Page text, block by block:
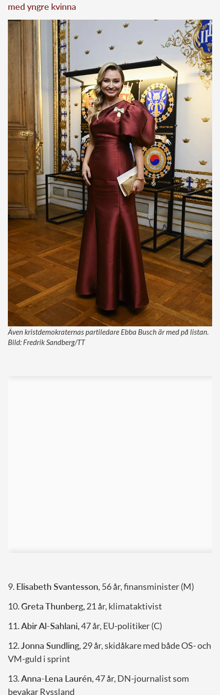
med yngre kvinna
Även kristdemokraternas partiledare Ebba Busch är med på listan.
Bild: Fredrik Sandberg/TT
9. Elisabeth Svantesson, 56 år, finansminister (M)
10.Greta Thunberg, 21 år, klimataktivist
11.Abir Al-Sahlani,47 år, EU-politiker (C)
12.Jonna Sundling, 29 år, skidåkare med både OS- och
VM-guld i sprint
13.Anna-Lena Laurén, 47 år, DN-journalist som
bevakar Ryssland